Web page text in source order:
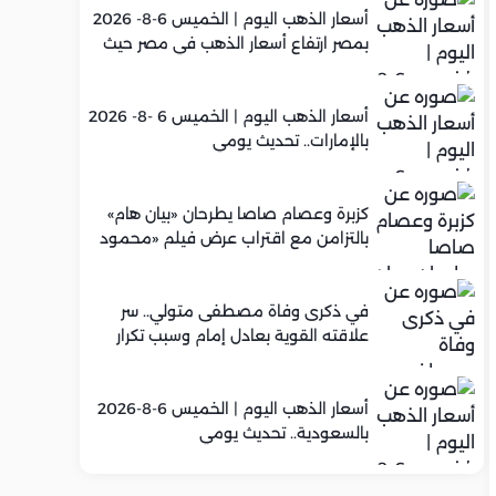
أسعار الذهب اليوم | الخميس 6-8- 2026
بمصر ارتفاع أسعار الذهب في مصر حيث
أسعار الذهب اليوم | الخميس 6 -8- 2026
بالإمارات.. تحديث يومي
كزبرة وعصام صاصا يطرحان «بيان هام»
بالتزامن مع اقتراب عرض فيلم «محمود
في ذكرى وفاة مصطفى متولي.. سر
علاقته القوية بعادل إمام وسبب تكرار
أسعار الذهب اليوم | الخميس 6-8-2026
بالسعودية.. تحديث يومي